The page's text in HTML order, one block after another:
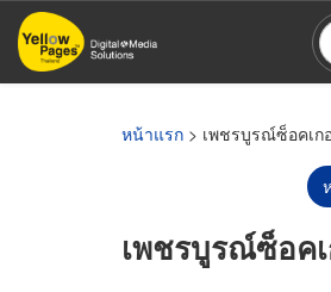
ข้าม
ไป
หน้าแรก > เพชรบูรณ์ซ็อคเก
เพชรบูรณ์ซ็อค